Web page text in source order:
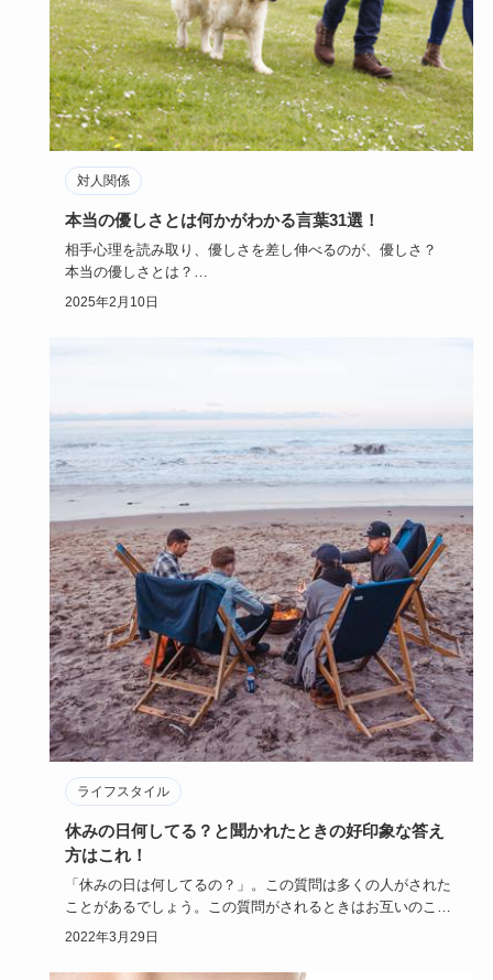
対人関係
本当の優しさとは何かがわかる言葉31選！
相手心理を読み取り、優しさを差し伸べるのが、優しさ？
本当の優しさとは？
具体的な言葉を例に、また、優しい男性（人）か…
2025年2月10日
ライフスタイル
休みの日何してる？と聞かれたときの好印象な答え
方はこれ！
「休みの日は何してるの？」。この質問は多くの人がされた
ことがあるでしょう。この質問がされるときはお互いのこと
をまだよく知ら…
2022年3月29日